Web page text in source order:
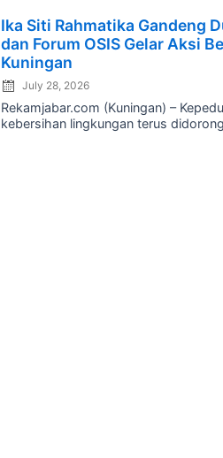
Ika Siti Rahmatika Gandeng
dan Forum OSIS Gelar Aksi
Kuningan
on
July 28, 2026
Rekamjabar.com (Kuningan) –
kebersihan lingkungan terus